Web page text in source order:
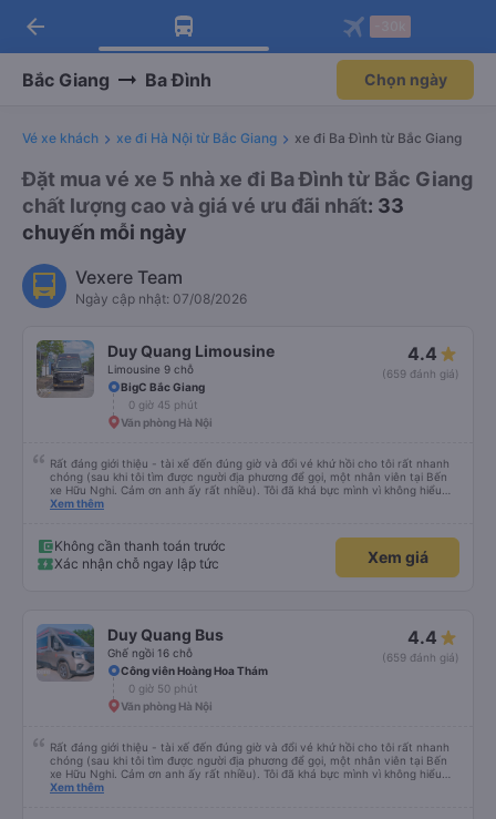
Tải app Vexere ngay!
Nhận ưu đãi thành viên độc
Mở app
Tải app Vexere
-30k/ghế khi đặt vé máy bay qua
Mở app
arrow_back
Bắc Giang Ba Đình Chọn ngày
Vé xe khách xe đi Hà Nội từ Bắc Giang xe đi Ba Đình từ Bắc Giang
Đặt mua vé xe 5 nhà xe đi Ba Đình từ Bắc Giang
chất lượng cao và giá vé ưu đãi nhất: 33
chuyến mỗi ngày
Vexere Team
Ngày cập nhật: 07/08/2026
Duy Quang Limousine
Limousine 9 chỗ
4.4
(659 đánh giá)
BigC Bắc Giang
0 giờ 45 phút
Văn phòng Hà Nội
Rất đáng giới thiệu - tài xế đến đúng giờ và đổi vé khứ hồi cho tôi rất nhanh
chóng (sau khi tôi tìm được người địa phương để gọi, một nhân viên tại Bến
xe Hữu Nghi. Cảm ơn anh ấy rất nhiều). Tôi đã khá bực mình vì không hiểu
sao tài xế không đến đón tôi về Hà Nội, cuối cùng được biết là tôi đã đặt
đặt trước. Bài học rút ra - hãy kiểm tra kỹ trước khi đặt vé, tốt nhất là khi
bạn không còn buồn ngủ.
Xem thêm
Không cần thanh toán trước
Xác nhận chỗ ngay lập tức
Xem giá
Duy Quang Bus
Ghế ngồi 16 chỗ
4.4
(659 đánh giá)
Công viên Hoàng Hoa Thám
0 giờ 50 phút
Văn phòng Hà Nội
Rất đáng giới thiệu - tài xế đến đúng giờ và đổi vé khứ hồi cho tôi rất nhanh
chóng (sau khi tôi tìm được người địa phương để gọi, một nhân viên tại Bến
xe Hữu Nghi. Cảm ơn anh ấy rất nhiều). Tôi đã khá bực mình vì không hiểu
sao tài xế không đến đón tôi về Hà Nội, cuối cùng được biết là tôi đã đặt
Xem thêm